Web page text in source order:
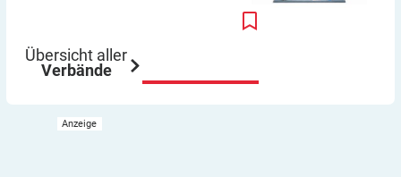
Übersicht aller
Verbände